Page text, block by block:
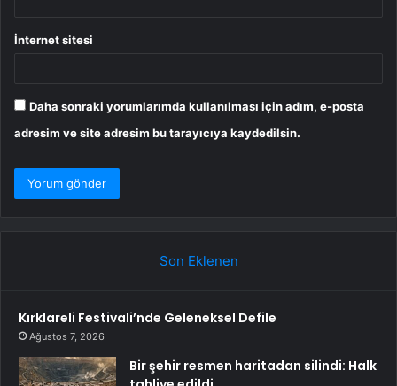
İnternet sitesi
Daha sonraki yorumlarımda kullanılması için adım, e-posta
adresim ve site adresim bu tarayıcıya kaydedilsin.
Son Eklenen
Kırklareli Festivali’nde Geleneksel Defile
Ağustos 7, 2026
Bir şehir resmen haritadan silindi: Halk